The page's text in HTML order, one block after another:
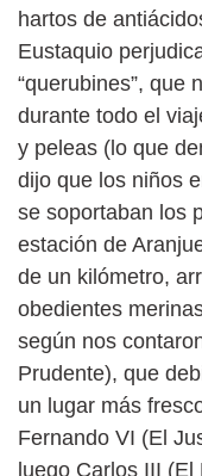
hartos de
Eustaquio
“querubines”, que
durante todo el
y peleas (lo que
dijo que los niños
se soportaban los
estación de
de un kilómetro,
obedientes
según nos
Prudente), que
un lugar más
Fernando VI (El
luego Carlos III (El